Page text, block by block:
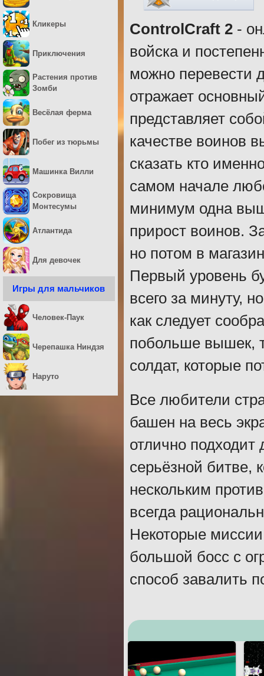
ControlCraft 2 -
войска и
можно перевести
отражает
представляет
качестве воинов
сказать кто
самом начале
минимум одна
прирост воинов.
но потом в
Первый уровень
всего за минуту,
как следует
побольше вышек,
солдат, которые
Все любители
башен на весь
отлично подходит
серьёзной битве,
нескольким
всегда
Некоторые
большой босс с
способ завалить
Кликеры
Приключения
Растения против
Зомби
Весёлая ферма
Побег из тюрьмы
Машинка Вилли
Сокровища
Монтесумы
Атлантида
Для девочек
Игры для мальчиков
Человек-Паук
Черепашка Ниндзя
Наруто